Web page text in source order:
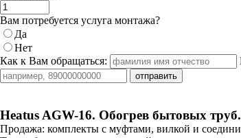
Вам потребуется услуга монтажа?
Да
Нет
Как к Вам обращаться:
Heatus AGW-16. Обогрев бытовых
Продажа: комплекты с муфтами, вилкой и